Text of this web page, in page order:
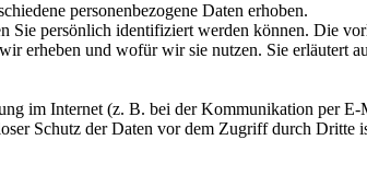
personenbezogene Daten erhoben.
Sie persönlich identifiziert werden können. Die
erheben und wofür wir sie nutzen. Sie erläutert
im Internet (z. B. bei der Kommunikation per E-
Schutz der Daten vor dem Zugriff durch Dritte